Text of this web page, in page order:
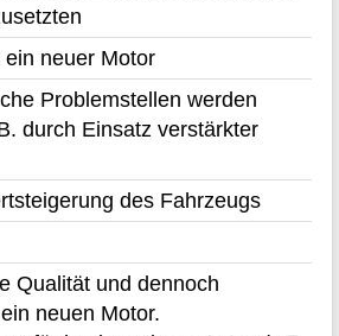
neuer Motor
Problemstellen werden
durch Einsatz verstärkter
des Fahrzeugs
Qualität und dennoch
neuen Motor.